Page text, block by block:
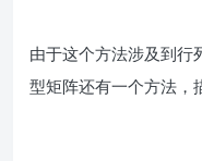
由于这个方法涉及到行
型矩阵还有一个方法，